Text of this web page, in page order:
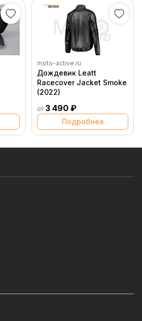
moto-active.ru
Дождевик Leatt
Racecover Jacket Smoke
(2022)
от 3 490 ₽
Подробнее